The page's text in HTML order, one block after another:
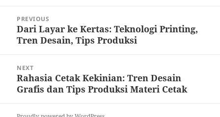
navigation
PREVIOUS
Previous
post:
Dari Layar ke Kertas: Teknologi Printing,
Tren Desain, Tips Produksi
NEXT
Next
post:
Rahasia Cetak Kekinian: Tren Desain
Grafis dan Tips Produksi Materi Cetak